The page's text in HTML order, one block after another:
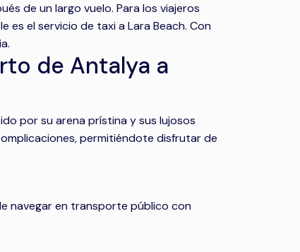
de un largo vuelo. Para los viajeros
el servicio de taxi a Lara Beach. Con
de Antalya a
por su arena prístina y sus lujosos
permitiéndote disfrutar de
navegar en transporte público con